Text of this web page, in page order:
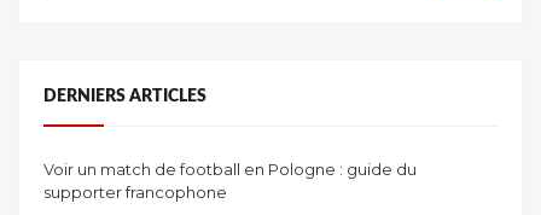
DERNIERS ARTICLES
Voir un match de football en Pologne : guide du
supporter francophone